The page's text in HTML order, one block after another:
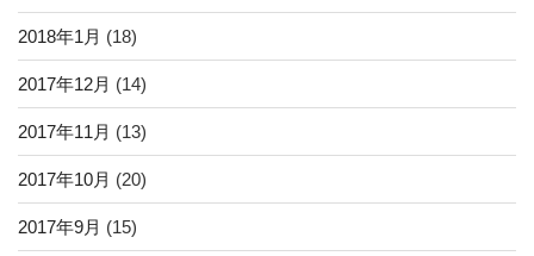
2018年1月 (18)
2017年12月 (14)
2017年11月 (13)
2017年10月 (20)
2017年9月 (15)